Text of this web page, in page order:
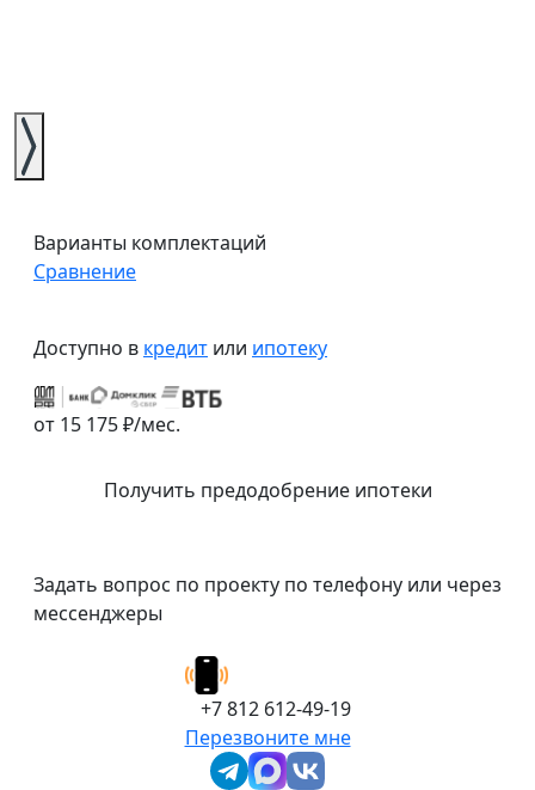
Варианты комплектаций
Сравнение
Доступно в кредит или ипотеку
от 15 175 ₽/мес.
Получить предодобрение ипотеки
Задать вопрос по проекту по телефону или через
мессенджеры
+7 812 612-49-19
Перезвоните мне